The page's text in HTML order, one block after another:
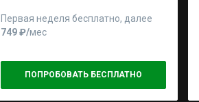
Первая неделя бесплатно, далее
749 ₽⁠/⁠мес
ПОПРОБОВАТЬ БЕСПЛАТНО